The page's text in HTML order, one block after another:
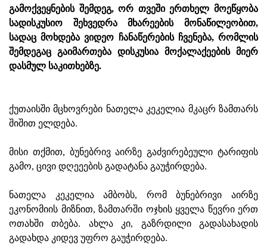
გამოქვეყნების შემდეგ, ორ თვეში ერთხელ მოეწყობა
სადისკუსიო შეხვედრა მხარეების მონაწილეობით,
სადაც მოხდება ვიდეო ჩანაწერების ჩვენება, რომლის
შემდეგაც გაიმართება დისკუსია მოქალაქეების მიერ
დასმულ საკითხებზე.
ქუთაისში მცხოვრები ნათელა კეკელია მკაცრ ზამთარს
შიშით ელდება.
მისი თქმით, ბუნებრივ აირზე გაძვირებეული ტარიფის
გამო, ცივი დღეეების გადატანა გაუჭირდება.
ნათელა კეკელია ამბობს, რომ ბუნებრივი აირზე
ეკონომიის მიზნით, ზამთარში ოჯხის ყველა წევრი ერთ
ოთახში თბება. ახლა კი, გაზრდილი გადასახადის
გადახდა კიდევ უფრო გაუჭირდება.